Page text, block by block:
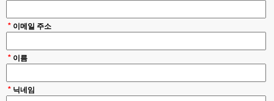
* 이메일 주소
* 이름
* 닉네임